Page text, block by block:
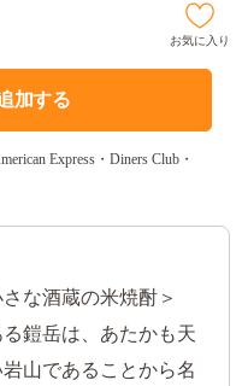
お気に入り
加する
Express・Diners Club・
な酒蔵の米焼酎＞
鎧岳は、あたかも天
山であることから名